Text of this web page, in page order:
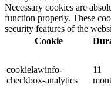
Necessary cookies are
function properly. These
security features of the
Cookie
cookielawinfo-
checkbox-analytics
11